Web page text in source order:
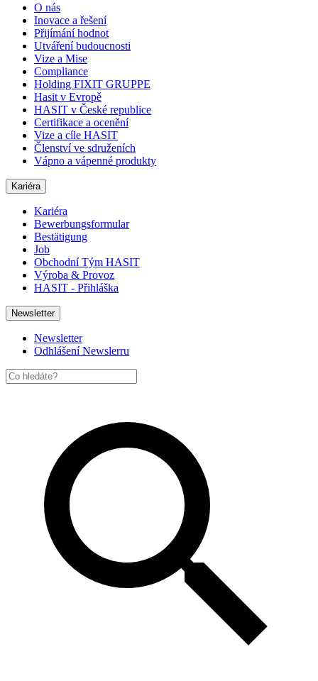
O nás
Inovace a řešení
Přijímání hodnot
Utváření budoucnosti
Vize a Mise
Compliance
Holding FIXIT GRUPPE
Hasit v Evropě
HASIT v České republice
Certifikace a ocenění
Vize a cíle HASIT
Členství ve sdruženích
Vápno a vápenné produkty
Kariéra
Kariéra
Bewerbungsformular
Bestätigung
Job
Obchodní Tým HASIT
Výroba & Provoz
HASIT - Přihláška
Newsletter
Newsletter
Odhlášení Newslerru